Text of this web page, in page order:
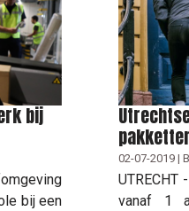
bij
bij een
02-07-2019 |
UTRECHT
vanaf 1